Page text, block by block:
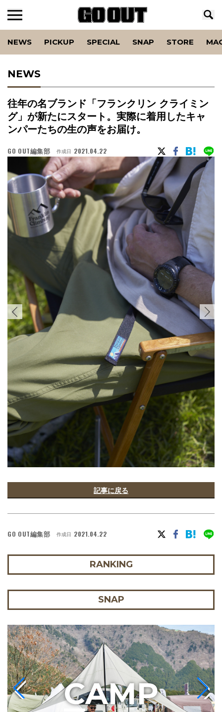
NEWS PICKUP SPECIAL SNAP STORE
NEWS
往年の名ブランド「フランクリン クライミン
グ」が新たにスタート。実際に着用したキャ
ンパーたちの生の声をお届け。
GO OUT編集部 作成日 2021.04.22
記事に戻る
GO OUT編集部 作成日 2021.04.22
RANKING
SNAP
CAMP